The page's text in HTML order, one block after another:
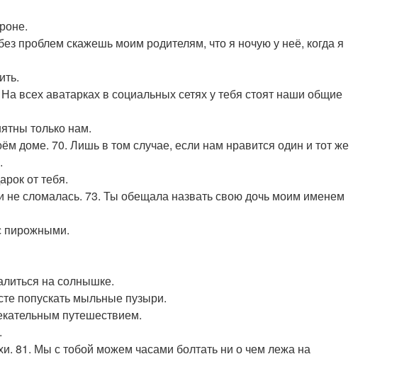
проблем скажешь моим родителям, что я ночую у неё, когда я
всех аватарках в социальных сетях у тебя стоят наши общие
только нам.
доме. 70. Лишь в том случае, если нам нравится один и тот же
от тебя.
сломалась. 73. Ты обещала назвать свою дочь моим именем
пирожными.
на солнышке.
попускать мыльные пузыри.
путешествием.
81. Мы с тобой можем часами болтать ни о чем лежа на